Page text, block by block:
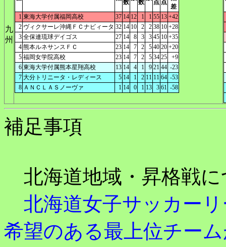
九
州
数 数 点 点
差
1 東海大学付属福岡高校 37 14 12 1 1 55 13 +42
2 ヴィクサーレ沖縄ＦＣナビィータ 32 14 10 2 2 38 10 +28
3 全保連琉球デイゴス 27 14 8 3 3 45 10 +35
4 熊本ルネサンスＦＣ 23 14 7 2 5 40 20 +20
5 福岡女学院高校 23 14 7 2 5 34 25
+9
6 東海大学付属熊本星翔高校 13 14 4 1 9 21 44 -23
7 大分トリニータ・レディース 5 14 1 2 11 11 64 -53
8 ＡＮＣＬＡＳノーヴァ 1 14 0 1 13 3 61 -58
補足事項
北海道地域・昇格戦に
北海道女子サッカー
希望のある最上位チー